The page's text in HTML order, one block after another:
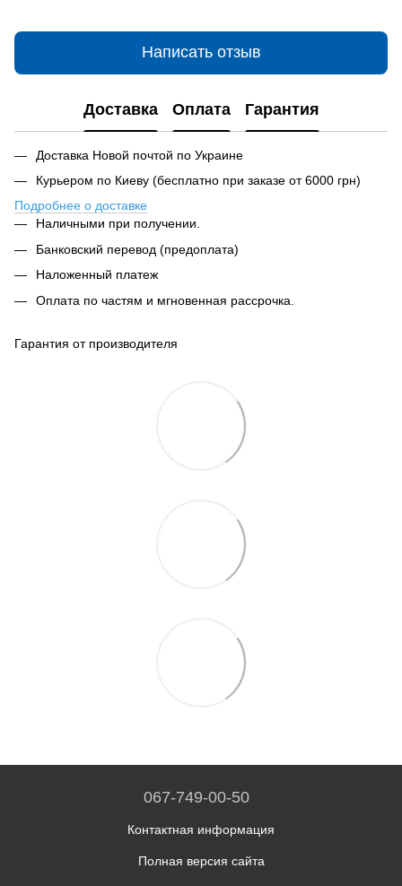
Написать отзыв
Доставка Оплата Гарантия
Доставка Новой почтой по Украине
Курьером по Киеву (бесплатно при заказе от 6000 грн)
Подробнее о доставке
Наличными при получении.
Банковский перевод (предоплата)
Наложенный платеж
Оплата по частям и мгновенная рассрочка.
Гарантия от производителя
067-749-00-50
Контактная информация
Полная версия сайта